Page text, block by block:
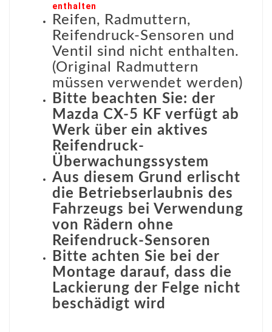
enthalten
Reifen, Radmuttern,
Reifendruck-Sensoren und
Ventil sind nicht enthalten.
(Original Radmuttern
müssen verwendet werden)
Bitte beachten Sie: der
Mazda CX-5 KF verfügt ab
Werk über ein aktives
Reifendruck-
Überwachungssystem
Aus diesem Grund erlischt
die Betriebserlaubnis des
Fahrzeugs bei Verwendung
von Rädern ohne
Reifendruck-Sensoren
Bitte achten Sie bei der
Montage darauf, dass die
Lackierung der Felge nicht
beschädigt wird